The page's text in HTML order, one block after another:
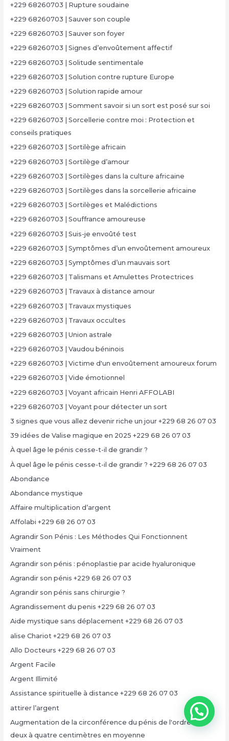
+229 68260703 | Rupture soudaine
+229 68260703 | Sauver son couple
+229 68260703 | Sauver son foyer
+229 68260703 | Signes d’envoûtement affectif
+229 68260703 | Solitude sentimentale
+229 68260703 | Solution contre rupture Europe
+229 68260703 | Solution rapide amour
+229 68260703 | Somment savoir si un sort est posé sur soi
+229 68260703 | Sorcellerie contre moi : Protection et
conseils pratiques
+229 68260703 | Sortilège africain
+229 68260703 | Sortilège d’amour
+229 68260703 | Sortilèges dans la culture africaine
+229 68260703 | Sortilèges dans la sorcellerie africaine
+229 68260703 | Sortilèges et Malédictions
+229 68260703 | Souffrance amoureuse
+229 68260703 | Suis-je envoûté test
+229 68260703 | Symptômes d’un envoûtement amoureux
+229 68260703 | Symptômes d’un mauvais sort
+229 68260703 | Talismans et Amulettes Protectrices
+229 68260703 | Travaux à distance amour
+229 68260703 | Travaux mystiques
+229 68260703 | Travaux occultes
+229 68260703 | Union astrale
+229 68260703 | Vaudou béninois
+229 68260703 | Victime d'un envoûtement amoureux forum
+229 68260703 | Vide émotionnel
+229 68260703 | Voyant africain Henri AFFOLABI
+229 68260703 | Voyant pour détecter un sort
3 signes que vous allez devenir riche un jour +229 68 26 07 03
39 idées de Valise magique en 2025 +229 68 26 07 03
À quel âge le pénis cesse-t-il de grandir ?
À quel âge le pénis cesse-t-il de grandir ? +229 68 26 07 03
Abondance
Abondance mystique
Affaire multiplication d’argent
Affolabi +229 68 26 07 03
Agrandir Son Pénis : Les Méthodes Qui Fonctionnent
Vraiment
Agrandir son pénis : pénoplastie par acide hyaluronique
Agrandir son pénis +229 68 26 07 03
Agrandir son pénis sans chirurgie ?
Agrandissement du penis +229 68 26 07 03
Aide mystique sans déplacement +229 68 26 07 03
alise Chariot +229 68 26 07 03
Allo Docteurs +229 68 26 07 03
Argent Facile
Argent Illimité
Assistance spirituelle à distance +229 68 26 07 03
attirer l’argent
Augmentation de la circonférence du pénis de l'ordre de
deux à quatre centimètres en moyenne